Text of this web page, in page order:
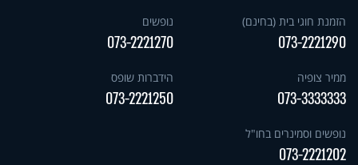
הזמנת חוגי בית (בחינם)
073-2221290
נופשים
073-2221270
ממיר צופיה
073-3333333
הידברות שופס
073-2221250
נופשים וסמינרים בחו"ל
073-2221202